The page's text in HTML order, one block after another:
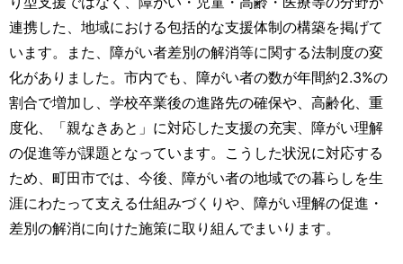
連携した、地域における包括的な支援体制の構築を掲げて
います。また、障がい者差別の解消等に関する法制度の変
化がありました。市内でも、障がい者の数が年間約2.3%の
割合で増加し、学校卒業後の進路先の確保や、高齢化、重
度化、「親なきあと」に対応した支援の充実、障がい理解
の促進等が課題となっています。こうした状況に対応する
ため、町田市では、今後、障がい者の地域での暮らしを生
涯にわたって支える仕組みづくりや、障がい理解の促進・
差別の解消に向けた施策に取り組んでまいります。